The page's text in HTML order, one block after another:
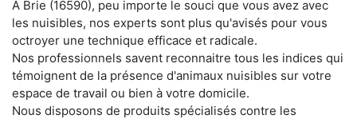
À Brie (16590), peu importe le souci que vous avez avec
les nuisibles, nos experts sont plus qu'avisés pour vous
octroyer une technique efficace et radicale.
Nos professionnels savent reconnaitre tous les indices qui
témoignent de la présence d'animaux nuisibles sur votre
espace de travail ou bien à votre domicile.
Nous disposons de produits spécialisés contre les